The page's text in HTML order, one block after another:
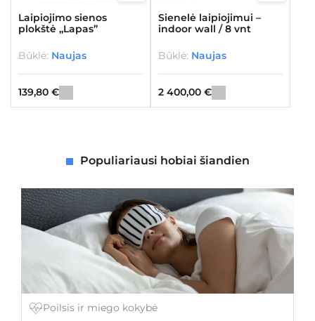
Laipiojimo sienos
plokštė „Lapas”
Būklė: Naujas
139,80 €
Sienelė laipiojimui –
indoor wall / 8 vnt
Būklė: Naujas
2 400,00 €
Populiariausi hobiai šiandien
Poilsis ir miego kokybė